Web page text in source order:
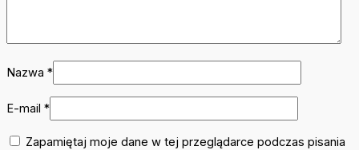
Nazwa *
E-mail *
Zapamiętaj moje dane w tej przeglądarce podczas pisania